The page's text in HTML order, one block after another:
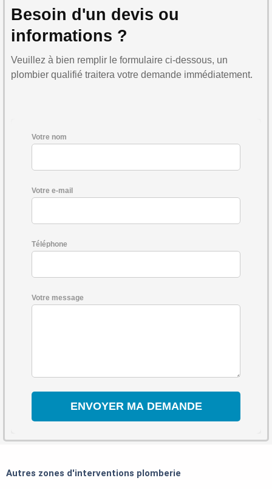
Besoin d'un devis ou
informations ?
Veuillez à bien remplir le formulaire ci-dessous, un
plombier qualifié traitera votre demande immédiatement.
Votre nom
Votre e-mail
Téléphone
Votre message
Autres zones d'interventions plomberie